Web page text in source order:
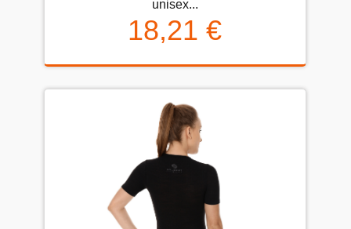
unisex...
18,21 €